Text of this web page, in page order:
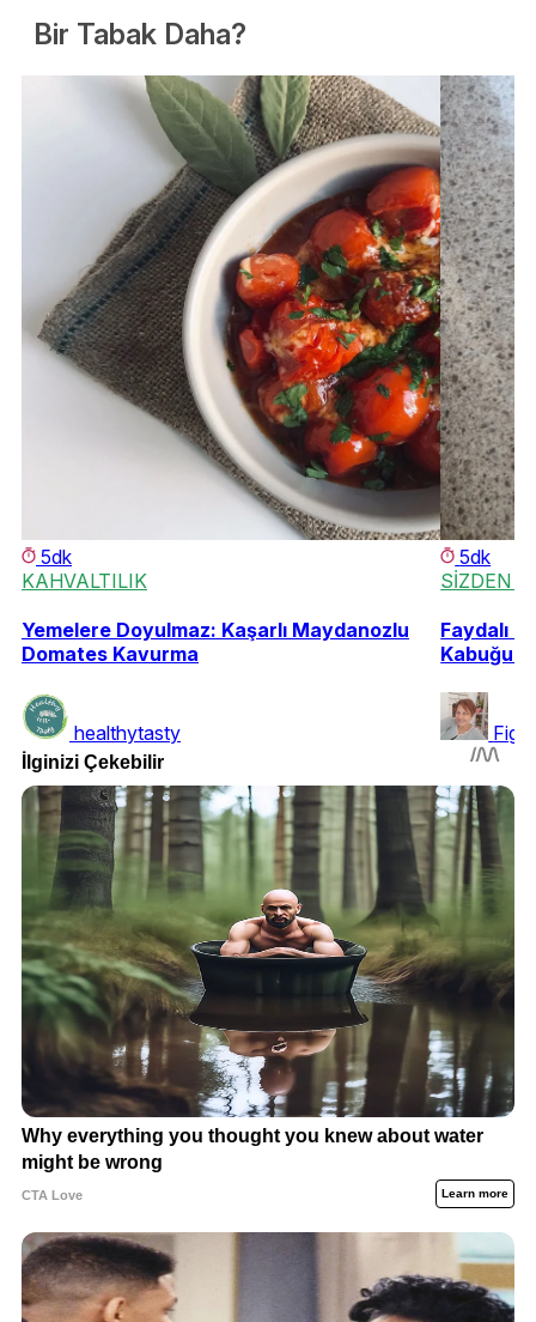
Bir Tabak Daha?
5dk
KAHVALTILIK
Yemelere Doyulmaz: Kaşarlı Maydanozlu
Domates Kavurma
healthytasty
5dk
SİZDEN
Faydalı
Kabuğu